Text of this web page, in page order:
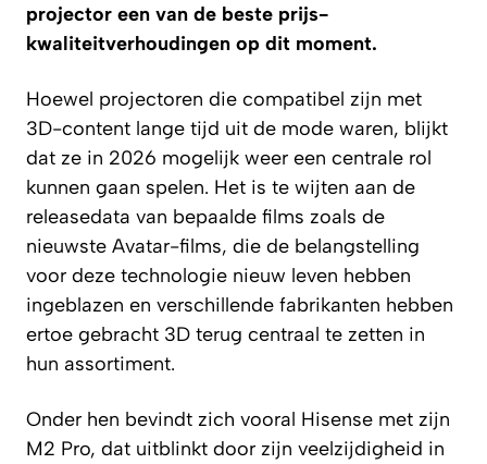
projector een van de beste prijs-
kwaliteitverhoudingen op dit moment.
Hoewel projectoren die compatibel zijn met
3D-content lange tijd uit de mode waren, blijkt
dat ze in 2026 mogelijk weer een centrale rol
kunnen gaan spelen. Het is te wijten aan de
releasedata van bepaalde films zoals de
nieuwste Avatar-films, die de belangstelling
voor deze technologie nieuw leven hebben
ingeblazen en verschillende fabrikanten hebben
ertoe gebracht 3D terug centraal te zetten in
hun assortiment.
Onder hen bevindt zich vooral Hisense met zijn
M2 Pro, dat uitblinkt door zijn veelzijdigheid in